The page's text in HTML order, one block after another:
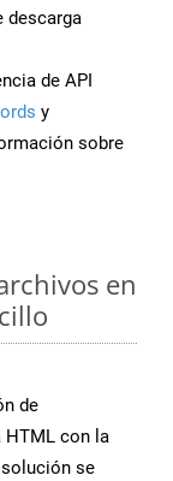
descarga
de API
y
sobre
en
de
HTML con la
se